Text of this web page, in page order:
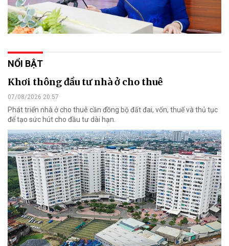
NỔI BẬT
Khơi thông đầu tư nhà ở cho thuê
07/08/2026 20:57
Phát triển nhà ở cho thuê cần đồng bộ đất đai, vốn, thuế và thủ tục
để tạo sức hút cho đầu tư dài hạn.